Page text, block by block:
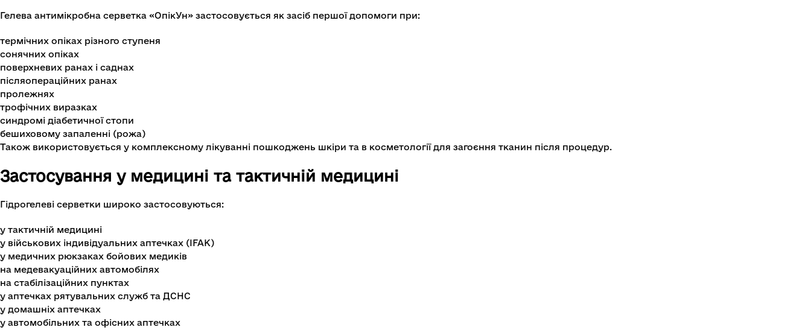
Гелева антимікробна серветка «ОпікУн» застосовується як засіб першої допомоги при:
термічних опіках різного ступеня
сонячних опіках
поверхневих ранах і саднах
післяопераційних ранах
пролежнях
трофічних виразках
синдромі діабетичної стопи
бешиховому запаленні (рожа)
Також використовується у комплексному лікуванні пошкоджень шкіри та в косметології для загоєння тканин після процедур.
Застосування у медицині та тактичній медицині
Гідрогелеві серветки широко застосовуються:
у тактичній медицині
у військових індивідуальних аптечках (IFAK)
у медичних рюкзаках бойових медиків
на медевакуаційних автомобілях
на стабілізаційних пунктах
у аптечках рятувальних служб та ДСНС
у домашніх аптечках
у автомобільних та офісних аптечках